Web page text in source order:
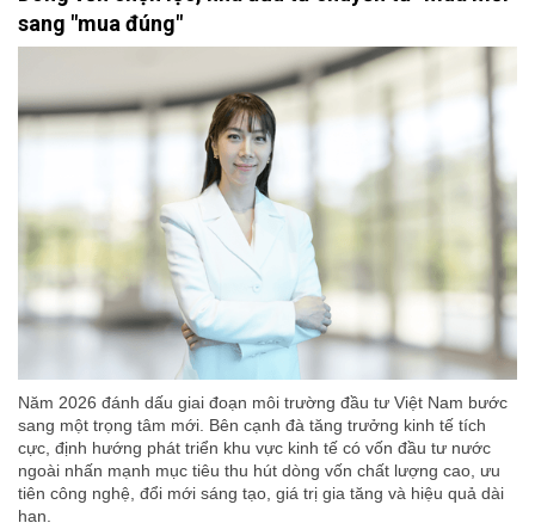
sang "mua đúng"
Năm 2026 đánh dấu giai đoạn môi trường đầu tư Việt Nam bước
sang một trọng tâm mới. Bên cạnh đà tăng trưởng kinh tế tích
cực, định hướng phát triển khu vực kinh tế có vốn đầu tư nước
ngoài nhấn mạnh mục tiêu thu hút dòng vốn chất lượng cao, ưu
tiên công nghệ, đổi mới sáng tạo, giá trị gia tăng và hiệu quả dài
hạn.